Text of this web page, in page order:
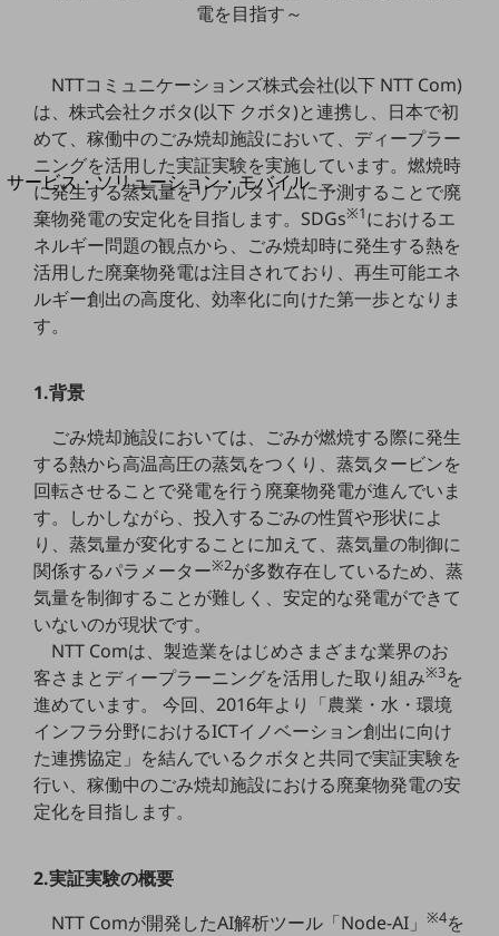
地域経済のさらなる活性化に取り組みます
別ウィンドウで開きます
サービス・ソリューション・モバイル
サービス・ソリューションTOP
DXに関する課題を解決する
サービス・ソリューションをご紹介
カテゴリーで探す
カテゴリーで探すTOP
クラウド・データセンター
電話・映像コミュニケーション
セキュリティ
データ利活用
運用管理
業務支援・マーケティング
災害対策・BCP
課題・ニーズで探す
課題・ニーズで探すTOP
マーケティング
電を目指す～
NTTコミュニケーションズ株式会社(以下 NTT Com)
は、株式会社クボタ(以下 クボタ)と連携し、日本で初
めて、稼働中のごみ焼却施設において、ディープラー
ニングを活用した実証実験を実施しています。燃焼時
に発生する蒸気量をリアルタイムに予測することで廃
棄物発電の安定化を目指します。SDGs※1におけるエ
ネルギー問題の観点から、ごみ焼却時に発生する熱を
活用した廃棄物発電は注目されており、再生可能エネ
ルギー創出の高度化、効率化に向けた第一歩となりま
す。
1.背景
ごみ焼却施設においては、ごみが燃焼する際に発生
する熱から高温高圧の蒸気をつくり、蒸気タービンを
回転させることで発電を行う廃棄物発電が進んでいま
す。しかしながら、投入するごみの性質や形状によ
り、蒸気量が変化することに加えて、蒸気量の制御に
関係するパラメーター※2が多数存在しているため、蒸
気量を制御することが難しく、安定的な発電ができて
いないのが現状です。
NTT Comは、製造業をはじめさまざまな業界のお
客さまとディープラーニングを活用した取り組み※3を
進めています。 今回、2016年より「農業・水・環境
インフラ分野におけるICTイノベーション創出に向け
た連携協定」を結んでいるクボタと共同で実証実験を
行い、稼働中のごみ焼却施設における廃棄物発電の安
定化を目指します。
2.実証実験の概要
NTT Comが開発したAI解析ツール「Node-AI」※4を